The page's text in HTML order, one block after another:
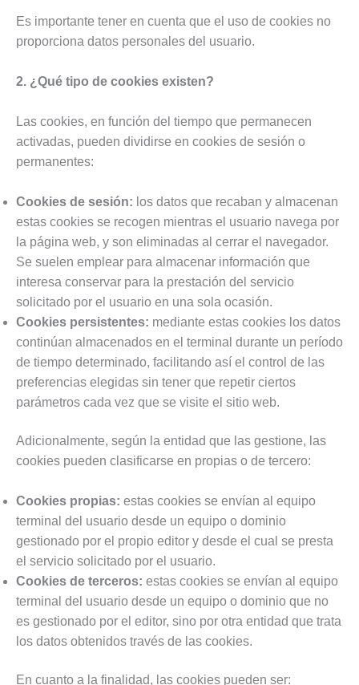
Es importante tener en cuenta que el uso de cookies no
proporciona datos personales del usuario.
2. ¿Qué tipo de cookies existen?
Las cookies, en función del tiempo que permanecen
activadas, pueden dividirse en cookies de sesión o
permanentes:
Cookies de sesión: los datos que recaban y almacenan
estas cookies se recogen mientras el usuario navega por
la página web, y son eliminadas al cerrar el navegador.
Se suelen emplear para almacenar información que
interesa conservar para la prestación del servicio
solicitado por el usuario en una sola ocasión.
Cookies persistentes: mediante estas cookies los datos
continúan almacenados en el terminal durante un período
de tiempo determinado, facilitando así el control de las
preferencias elegidas sin tener que repetir ciertos
parámetros cada vez que se visite el sitio web.
Adicionalmente, según la entidad que las gestione, las
cookies pueden clasificarse en propias o de tercero:
Cookies propias: estas cookies se envían al equipo
terminal del usuario desde un equipo o dominio
gestionado por el propio editor y desde el cual se presta
el servicio solicitado por el usuario.
Cookies de terceros: estas cookies se envían al equipo
terminal del usuario desde un equipo o dominio que no
es gestionado por el editor, sino por otra entidad que trata
los datos obtenidos través de las cookies.
En cuanto a la finalidad, las cookies pueden ser: